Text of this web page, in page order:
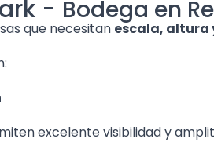
- Bodega en
que necesitan escala, altura
excelente visibilidad y